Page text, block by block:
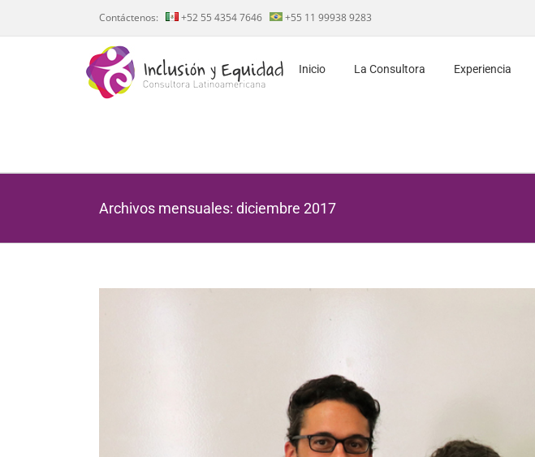
contenido
Contáctenos: +52 55 4354 7646 +55 11 99938 9283
Inicio La Consultora Experiencia
Archivos mensuales: diciembre 2017